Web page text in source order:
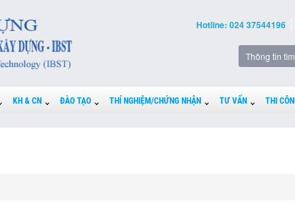
Hotline: 024 37544196
KH & CN ĐÀO TẠO THÍ NGHIỆM/CHỨNG NHẬN TƯ VẤN THI